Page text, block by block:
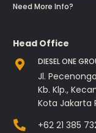
Need More Info?
Head Office
DIESEL ONE
Jl.
Kb. Klp.,
Kota Jakarta
+62 21 385